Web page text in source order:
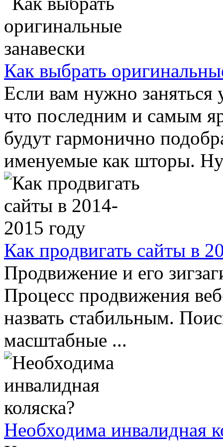
Как выбрать
Если вам нужно заняться
что последним и самым
будут гармонично
именуемые как шторы.
Как продвигать сайты в
Продвижение и его
Процесс продвижения
назвать стабильным.
масштабные ...
Необходима инвалидная